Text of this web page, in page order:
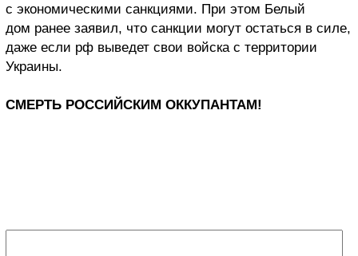
с экономическими санкциями. При этом Белый
дом ранее заявил, что санкции могут остаться в силе,
даже если рф выведет свои войска с территории
Украины.
СМЕРТЬ РОССИЙСКИМ ОККУПАНТАМ!